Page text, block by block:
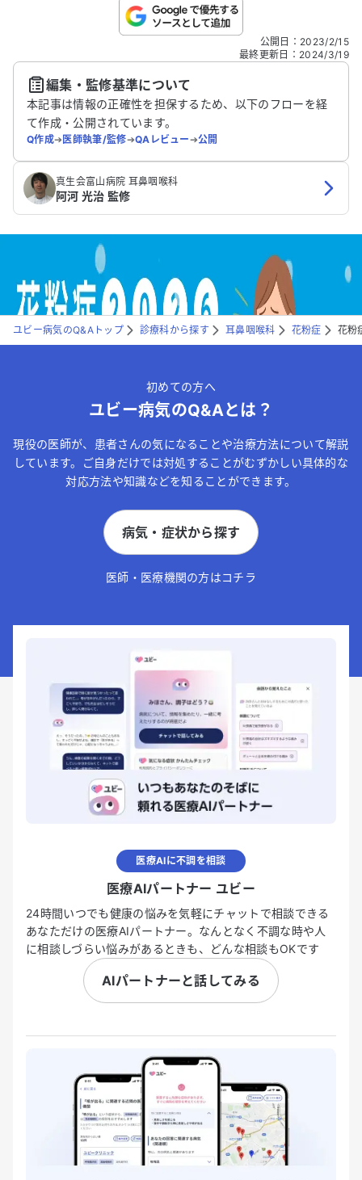
こちらは送信専用のフォームです。氏名やご自身の病気の詳細な
送信する
公開日 ： 2023/2/15
最終更新日 ： 2024/3/19
編集・監修基準について
本記事は情報の正確性を担保するため、以下のフローを経
て作成・公開されています。
Q作成➔医師執筆/監修➔QAレビュー➔公開
真生会富山病院 耳鼻咽喉科
阿河 光治 監修
ユビー病気のQ&Aトップ 診療科から探す 耳鼻咽喉科 花粉症 花粉
初めての方へ
ユビー病気のQ&Aとは？
現役の医師が、患者さんの気になることや治療方法について解説
しています。ご自身だけでは対処することがむずかしい具体的な
対応方法や知識などを知ることができます。
病気・症状から探す
医師・医療機関の方はコチラ
医療AIに不調を相談
医療AIパートナー ユビー
24時間いつでも健康の悩みを気軽にチャットで相談できる
あなただけの医療AIパートナー。なんとなく不調な時や人
に相談しづらい悩みがあるときも、どんな相談もOKです
AIパートナーと話してみる